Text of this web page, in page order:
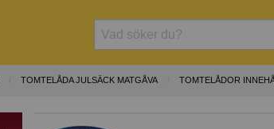
TOMTELÅDA JULSÄCK MATGÅVA TOMTELÅDOR